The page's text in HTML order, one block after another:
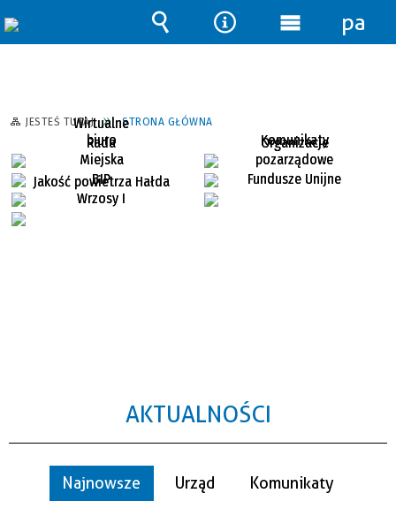
JESTEŚ TUTAJ STRONA GŁÓWNA
Wirtualne
biuro
Komunikaty
Rada
Miejska
Organizacje
pozarządowe
BIP
Fundusze Unijne
Jakość powietrza Hałda
Wrzosy I
AKTUALNOŚCI
Najnowsze Urząd Komunikaty
Wyszukiwarka
Narzędzia
Menu